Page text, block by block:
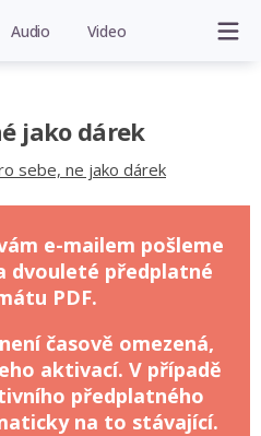
Audio Video
jako dárek
sebe, ne jako dárek
e-mailem pošleme
dvouleté předplatné
PDF.
časově omezená,
aktivací. V případě
předplatného
na to stávající.